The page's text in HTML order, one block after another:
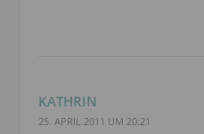
KATHRIN
25. APRIL 2011 UM 20:21